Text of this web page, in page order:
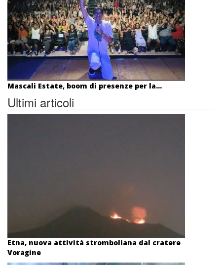
Mascali Estate, boom di presenze per la...
Ultimi articoli
Etna, nuova attività stromboliana dal cratere
Voragine